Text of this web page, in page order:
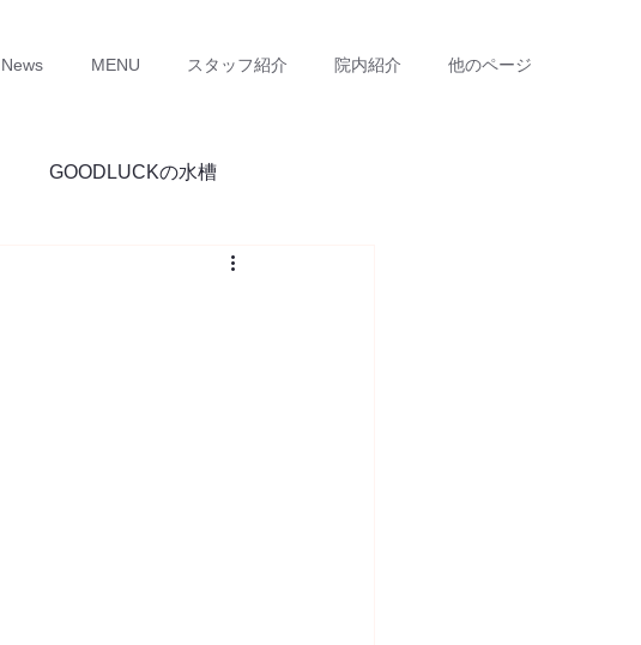
News MENU スタッフ紹介 院内紹介 他のページ
GOODLUCKの水槽